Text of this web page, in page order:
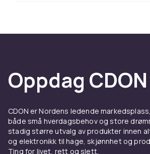
Kamerabeskyttelse er et must
mobilbruker. Riper og støt kan
kameralinsen og redusere
betraktelig. Velg en
linsen din og hold kameraet
Linsepåsett lar deg utvide
Oppdag CDON
CDON er Nordens ledende
både små hverdagsbehov og store
stadig større utvalg av produkter innen
og elektronikk til hage, skjønnhet og
Ting for livet, rett og slett.